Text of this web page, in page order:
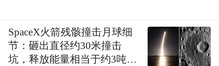
SpaceX火箭残骸撞击月球细
节：砸出直径约30米撞击
坑，释放能量相当于约3吨